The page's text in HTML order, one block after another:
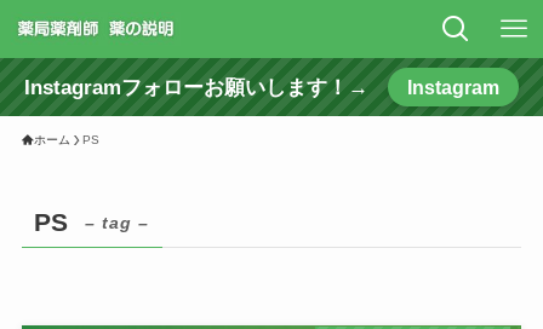
Instagramフォローお願いします！→ Instagram
ホーム PS
PS – tag –